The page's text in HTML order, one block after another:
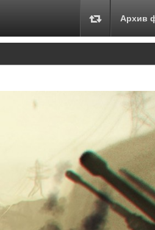
Архив